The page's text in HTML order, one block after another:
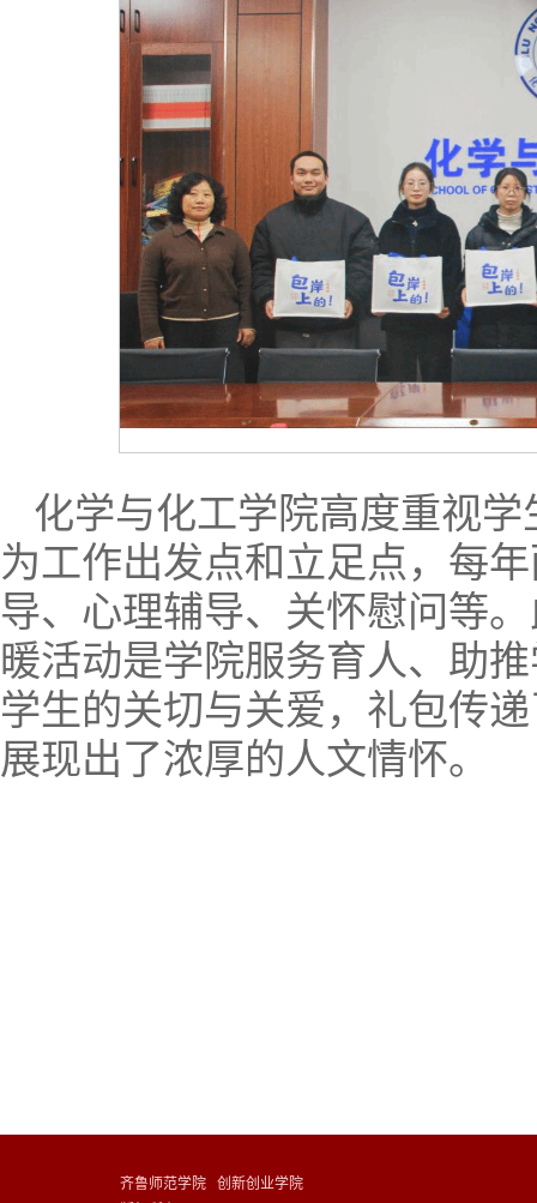
化学与化工学院高度重视
为工作出发点和立足点，每
导、心理辅导、关怀慰问等
暖活动是学院服务育人、助
学生的关切与关爱，礼包传
展现出了浓厚的人文情怀。
齐鲁师范学院 创新创业学院